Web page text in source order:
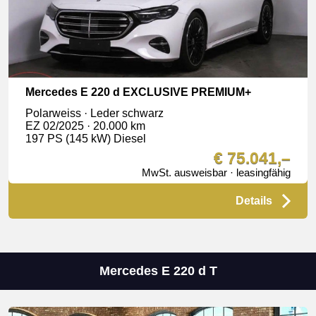
Mercedes E 220 d EXCLUSIVE PREMIUM+
Polarweiss · Leder schwarz
EZ 02/2025 · 20.000 km
197 PS (145 kW) Diesel
€ 75.041,–
MwSt. ausweisbar · leasingfähig
Details
Mercedes E 220 d T